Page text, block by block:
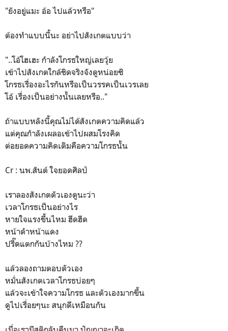
"ยังอยู่แมะ อ้อ ไปแล้วหรือ"
ต้องทำแบบนี้นะ อย่าไปสังเกตแบบว่า
"..โอ้โฮเฮะ กำลังโกรธใหญ่เลยวุ้ย
เข้าไปสังเกตใกล้ชิดจริงจังดูหน่อยซิ
โกรธเรื่องอะไรกันหรือเป็นวรรคเป็นเวรเลย
โอ้ เรื่องเป็นอย่างนั้นเลยหรือ.."
ถ้าแบบหลังนี้คุณไม่ได้สังเกตความคิดแล้ว
แต่คุณกำลังเผลอเข้าไปผสมโรงคิด
ต่อยอดความคิดเดิมคือความโกรธนั้น
Cr : นพ.สันต์ ใจยอดศิลป์
เราลองสังเกตตัวเองดูนะว่า
เวลาโกรธเป็นอย่างไร
หายใจแรงขึ้นไหม ฮึดฮีด
หน้าดำหน้าแดง
ปรี๊ดแตกกันบ้างไหม ??
แล้วลองถามตอบตัวเอง
หมั่นสังเกตเวลาโกรธบ่อยๆ
แล้วจะเข้าใจความโกรธ และตัวเองมากขึ้น
ดูไปเรื่อยๆนะ สนุกดีเหมือนกัน